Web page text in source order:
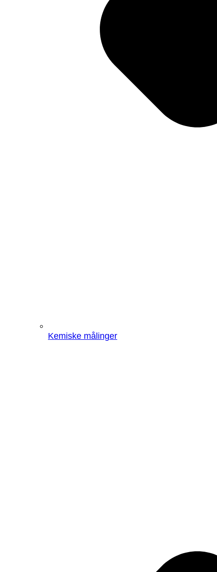
Kemiske målinger